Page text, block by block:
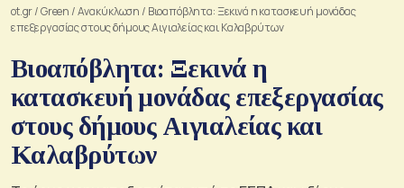
ot.gr/Green /Ανακύκλωση / Βιοαπόβλητα: Ξεκινά η κατασκευή μονάδας
επεξεργασίας στους δήμους Αιγιαλείας και Καλαβρύτων
Βιοαπόβλητα: Ξεκινά η
κατασκευή μονάδας επεξεργασίας
στους δήμους Αιγιαλείας και
Καλαβρύτων